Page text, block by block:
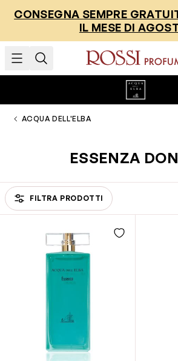
CONSEGNA SEMPRE
IL MESE DI
ACQUA DELL'ELBA
ESSENZA
FILTRA PRODOTTI
Passa all'elenco prodotti